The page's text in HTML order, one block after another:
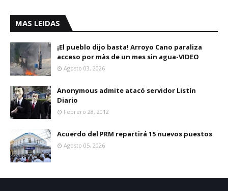
MAS LEIDAS
¡El pueblo dijo basta! Arroyo Cano paraliza
acceso por màs de un mes sin agua-VIDEO
Agosto 03, 2026
Anonymous admite atacó servidor Listín
Diario
Febrero 28, 2012
Acuerdo del PRM repartirá 15 nuevos puestos
Agosto 05, 2026